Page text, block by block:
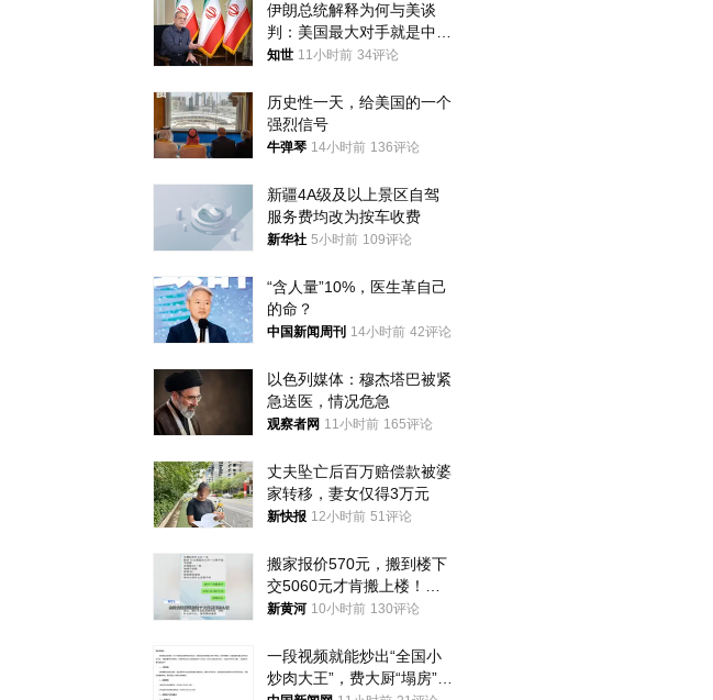
伊朗总统解释为何与美谈
判：美国最大对手就是中
国，但他们也在对话
知世 11小时前 34评论
历史性一天，给美国的一个
强烈信号
牛弹琴 14小时前 136评论
新疆4A级及以上景区自驾
服务费均改为按车收费
新华社 5小时前 109评论
“含人量”10%，医生革自己
的命？
中国新闻周刊 14小时前 42评论
以色列媒体：穆杰塔巴被紧
急送医，情况危急
观察者网 11小时前 165评论
丈夫坠亡后百万赔偿款被婆
家转移，妻女仅得3万元
新快报 12小时前 51评论
搬家报价570元，搬到楼下
交5060元才肯搬上楼！女
子傻眼了……
新黄河 10小时前 130评论
一段视频就能炒出“全国小
炒肉大王”，费大厨“塌房”了